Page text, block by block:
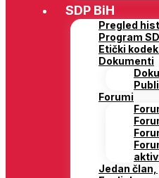
SDP BiH
Pregled
Program
Etički
Dokumenti
Forumi
Jedan